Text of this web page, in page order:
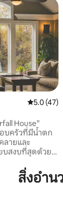
คะแนนเฉ
5.0 (47)
House”
บครัวที่มีน้ำตก
บสงบที่สุดด้วย
สถานที่ที่สมบูรณ์
องครอบครัว
สิ่งอำน